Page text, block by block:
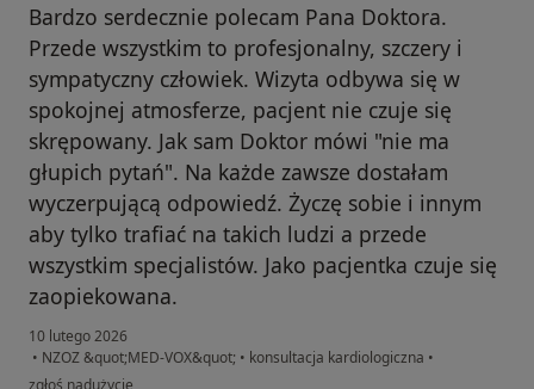
Bardzo serdecznie polecam Pana Doktora.
Przede wszystkim to profesjonalny, szczery i
sympatyczny człowiek. Wizyta odbywa się w
spokojnej atmosferze, pacjent nie czuje się
skrępowany. Jak sam Doktor mówi "nie ma
głupich pytań". Na każde zawsze dostałam
wyczerpującą odpowiedź. Życzę sobie i innym
aby tylko trafiać na takich ludzi a przede
wszystkim specjalistów. Jako pacjentka czuje się
zaopiekowana.
10 lutego 2026
• NZOZ &quot;MED-VOX&quot; • konsultacja kardiologiczna •
w opinii użytkownika Paulina B
zgłoś nadużycie